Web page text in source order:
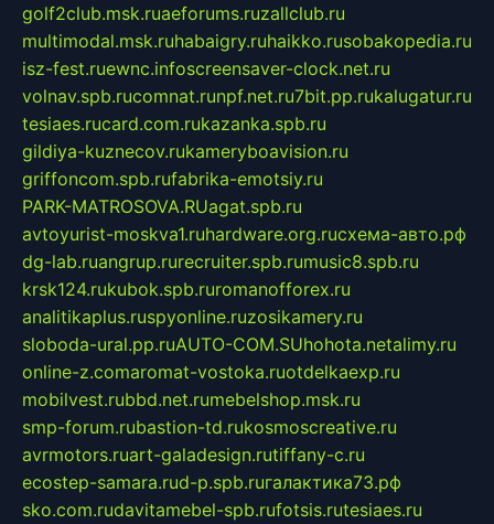
golf2club.msk.ruaeforums.ruzallclub.ru
multimodal.msk.ruhabaigry.ruhaikko.rusobakopedia.ru
isz-fest.ruewnc.infoscreensaver-clock.net.ru
volnav.spb.rucomnat.runpf.net.ru7bit.pp.rukalugatur.ru
tesiaes.rucard.com.rukazanka.spb.ru
gildiya-kuznecov.rukameryboavision.ru
griffoncom.spb.rufabrika-emotsiy.ru
PARK-MATROSOVA.RUagat.spb.ru
avtoyurist-moskva1.ruhardware.org.ruсхема-авто.рф
dg-lab.ruangrup.rurecruiter.spb.rumusic8.spb.ru
krsk124.rukubok.spb.ruromanofforex.ru
analitikaplus.ruspyonline.ruzosikamery.ru
sloboda-ural.pp.ruAUTO-COM.SUhohota.netalimy.ru
online-z.comaromat-vostoka.ruotdelkaexp.ru
mobilvest.rubbd.net.rumebelshop.msk.ru
smp-forum.rubastion-td.rukosmoscreative.ru
avrmotors.ruart-galadesign.rutiffany-c.ru
ecostep-samara.rud-p.spb.ruгалактика73.рф
sko.com.rudavitamebel-spb.rufotsis.rutesiaes.ru